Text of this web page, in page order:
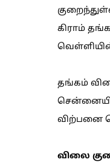
கிராம்
தங்கம்
சென்னையில்
விற்பனை
விலை